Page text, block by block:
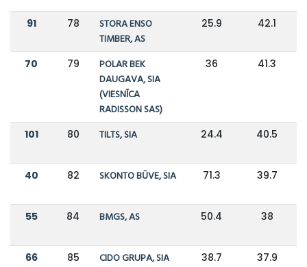
91 78
STORA ENSO
TIMBER, AS
25.9 42.1
70 79
POLAR BEK
DAUGAVA, SIA
(VIESNĪCA
RADISSON SAS)
36 41.3
101 80 TILTS, SIA 24.4 40.5
40 82 SKONTO BŪVE, SIA 71.3 39.7
55 84 BMGS, AS 50.4 38
66 85 CIDO GRUPA, SIA 38.7 37.9